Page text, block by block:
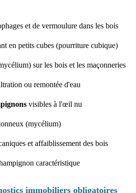
et de vermoulure dans les bois
en petits cubes (pourriture cubique)
sur les bois et les maçonneries
ou remontée d'eau
visibles à l'œil nu
(mycélium)
et affaiblissement des bois
caractéristique
immobiliers obligatoires